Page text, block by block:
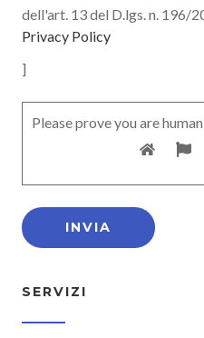
dell'art. 13 del D.lgs. n. 196/
Privacy Policy
]
Please prove you are
SERVIZI